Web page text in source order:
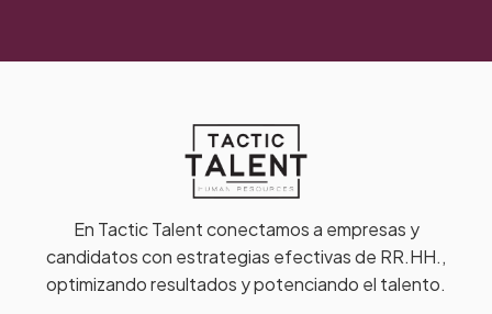
En Tactic Talent conectamos a empresas y
candidatos con estrategias efectivas de RR.HH.,
optimizando resultados y potenciando el talento.